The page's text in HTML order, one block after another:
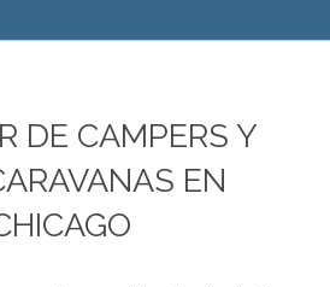
DE CAMPERS Y
EN